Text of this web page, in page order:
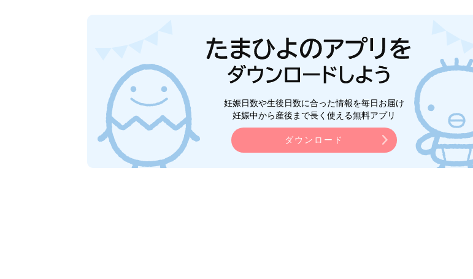
妊娠日数や生後日数に合った情報を毎日お届け
妊娠中から産後まで長く使える無料アプリ
ダウンロード